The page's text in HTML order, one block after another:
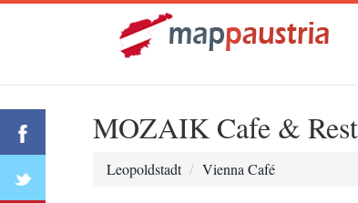
MOZAIK Cafe &
Leopoldstadt Vienna Café